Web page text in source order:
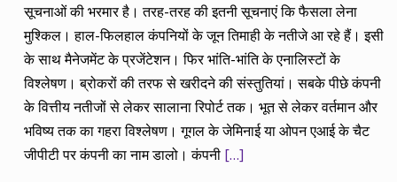
सूचनाओं की भरमार है। तरह-तरह की इतनी सूचनाएं कि फैसला लेना
मुश्किल। हाल-फिलहाल कंपनियों के जून तिमाही के नतीजे आ रहे हैं। इसी
के साथ मैनेजमेंट के प्रजेंटेशन। फिर भांति-भांति के एनालिस्टों के
विश्लेषण। ब्रोकरों की तरफ से खरीदने की संस्तुतियां। सबके पीछे कंपनी
के वित्तीय नतीजों से लेकर सालाना रिपोर्ट तक। भूत से लेकर वर्तमान और
भविष्य तक का गहरा विश्लेषण। गूगल के जेमिनाई या ओपन एआई के चैट
जीपीटी पर कंपनी का नाम डालो। कंपनी […]